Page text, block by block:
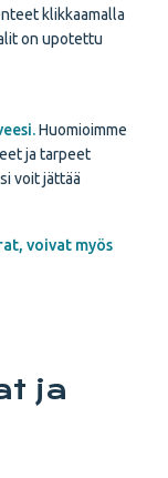
klikkaamalla
on upotettu
Huomioimme
ja tarpeet
voit jättää
voivat myös
ja